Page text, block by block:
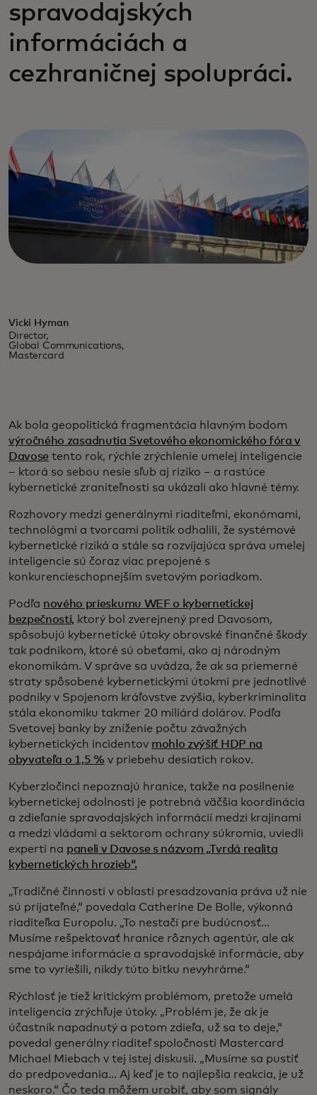
spravodajských
informáciách a
cezhraničnej spolupráci.
Vicki Hyman
Director,
Global Communications,
Mastercard
Ak bola geopolitická fragmentácia hlavným bodom
výročného zasadnutia Svetového ekonomického fóra v
Davose tento rok, rýchle zrýchlenie umelej inteligencie
– ktorá so sebou nesie sľub aj riziko – a rastúce
kybernetické zraniteľnosti sa ukázali ako hlavné témy.
Rozhovory medzi generálnymi riaditeľmi, ekonómami,
technológmi a tvorcami politík odhalili, že systémové
kybernetické riziká a stále sa rozvíjajúca správa umelej
inteligencie sú čoraz viac prepojené s
konkurencieschopnejším svetovým poriadkom.
Podľa nového prieskumu WEF o kybernetickej
bezpečnosti, ktorý bol zverejnený pred Davosom,
spôsobujú kybernetické útoky obrovské finančné škody
tak podnikom, ktoré sú obeťami, ako aj národným
ekonomikám. V správe sa uvádza, že ak sa priemerné
straty spôsobené kybernetickými útokmi pre jednotlivé
podniky v Spojenom kráľovstve zvýšia, kyberkriminalita
stála ekonomiku takmer 20 miliárd dolárov. Podľa
Svetovej banky by zníženie počtu závažných
kybernetických incidentov mohlo zvýšiť HDP na
obyvateľa o 1,5 % v priebehu desiatich rokov.
Kyberzločinci nepoznajú hranice, takže na posilnenie
kybernetickej odolnosti je potrebná väčšia koordinácia
a zdieľanie spravodajských informácií medzi krajinami
a medzi vládami a sektorom ochrany súkromia, uviedli
experti na paneli v Davose s názvom „Tvrdá realita
kybernetických hrozieb“.
„Tradičné činnosti v oblasti presadzovania práva už nie
sú prijateľné,“ povedala Catherine De Bolle, výkonná
riaditeľka Europolu. „To nestačí pre budúcnosť...
Musíme rešpektovať hranice rôznych agentúr, ale ak
nespájame informácie a spravodajské informácie, aby
sme to vyriešili, nikdy túto bitku nevyhráme.“
Rýchlosť je tiež kritickým problémom, pretože umelá
inteligencia zrýchľuje útoky. „Problém je, že ak je
účastník napadnutý a potom zdieľa, už sa to deje,“
povedal generálny riaditeľ spoločnosti Mastercard
Michael Miebach v tej istej diskusii. „Musíme sa pustiť
do predpovedania... Aj keď je to najlepšia reakcia, je už
neskoro.“ Čo teda môžem urobiť, aby som signály